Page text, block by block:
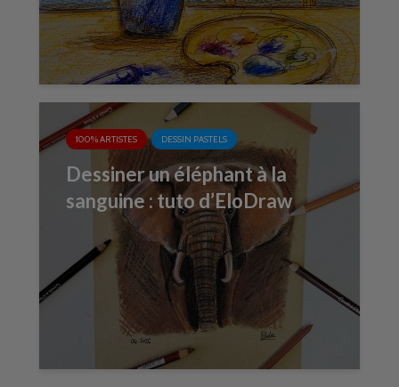
100% ARTISTES DESSIN PASTELS
Dessiner un éléphant à la
sanguine : tuto d’EloDraw